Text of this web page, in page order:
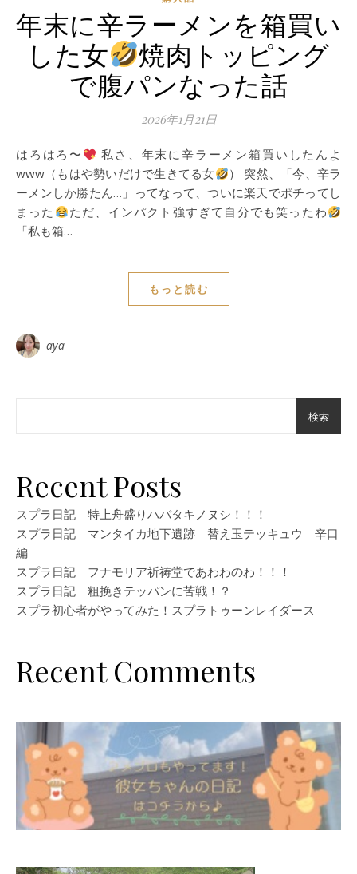
年末に辛ラーメンを箱買い
した女
焼肉トッピング
で腹パンなった話
2026年1月21日
はろはろ〜
私さ、年末に辛ラーメン箱買いしたんよ
www（もはや勢いだけで生きてる女
） 突然、「今、辛ラ
ーメンしか勝たん…」ってなって、ついに楽天でポチってし
まった
ただ、インパクト強すぎて自分でも笑ったわ
「私も箱…
もっと読む
aya
検索
Recent Posts
スプラ日記 特上舟盛りハバタキノヌシ！！！
スプラ日記 マンタイカ地下遺跡 替え玉テッキュウ 辛口
編
スプラ日記 フナモリア祈祷堂であわわのわ！！！
スプラ日記 粗挽きテッパンに苦戦！？
スプラ初心者がやってみた！スプラトゥーンレイダース
Recent Comments